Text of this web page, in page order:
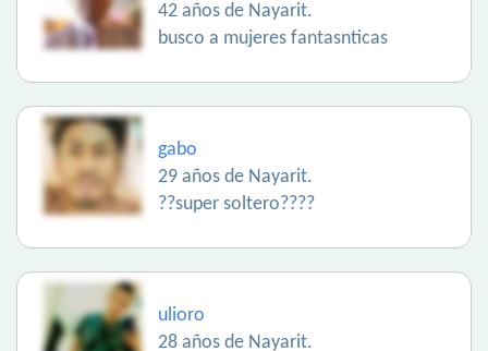
42 años de Nayarit.
busco a mujeres fantasnticas
gabo
29 años de Nayarit.
??super soltero????
ulioro
28 años de Nayarit.